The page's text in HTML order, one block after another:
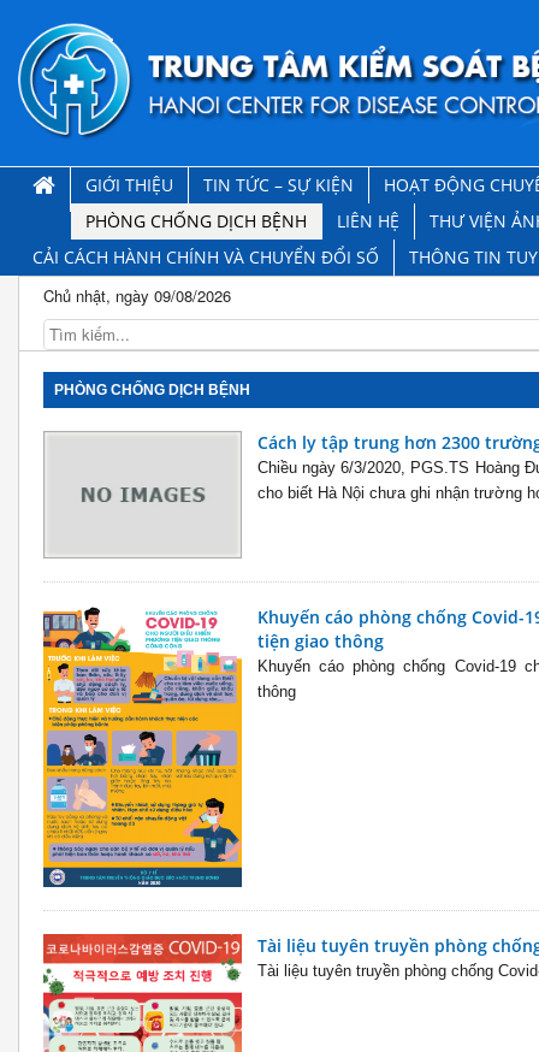
GIỚI THIỆU TIN TỨC – SỰ KIỆN
HOẠT ĐỘNG
PHÒNG CHỐNG DỊCH BỆNH
LIÊN HỆ
THƯ VIỆN
CẢI CÁCH HÀNH CHÍNH VÀ CHUYỂN ĐỔI SỐ
THÔNG TIN
Chủ nhật, ngày 09/08/2026
PHÒNG CHỐNG DỊCH BỆNH
Cách ly tập trung hơn 2300
Chiều ngày 6/3/2020, PGS.TS Hoàng
cho biết Hà Nội chưa ghi nhận trường
Khuyến cáo phòng chống Covid-
tiện giao thông
Khuyến cáo phòng chống Covid-19
thông
Tài liệu tuyên truyền phòng
Tài liệu tuyên truyền phòng chống